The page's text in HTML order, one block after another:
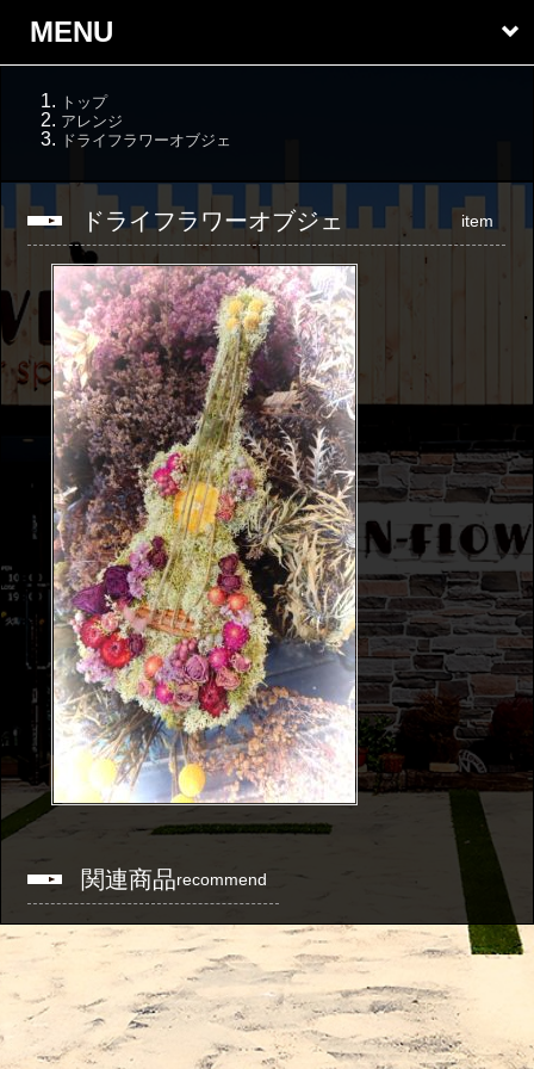
MENU
トップ
アレンジ
ドライフラワーオブジェ
ドライフラワーオブジェ item
関連商品recommend